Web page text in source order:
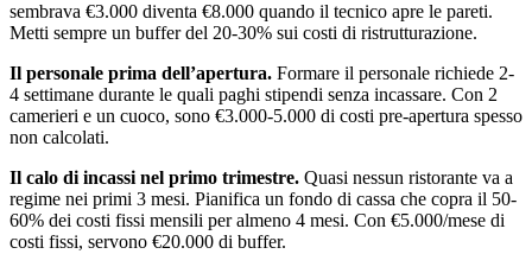
sembrava €3.000 diventa €8.000 quando il tecnico apre le pareti.
Metti sempre un buffer del 20-30% sui costi di ristrutturazione.
Il personale prima dell’apertura. Formare il personale richiede 2-
4 settimane durante le quali paghi stipendi senza incassare. Con 2
camerieri e un cuoco, sono €3.000-5.000 di costi pre-apertura spesso
non calcolati.
Il calo di incassi nel primo trimestre. Quasi nessun ristorante va a
regime nei primi 3 mesi. Pianifica un fondo di cassa che copra il 50-
60% dei costi fissi mensili per almeno 4 mesi. Con €5.000/mese di
costi fissi, servono €20.000 di buffer.